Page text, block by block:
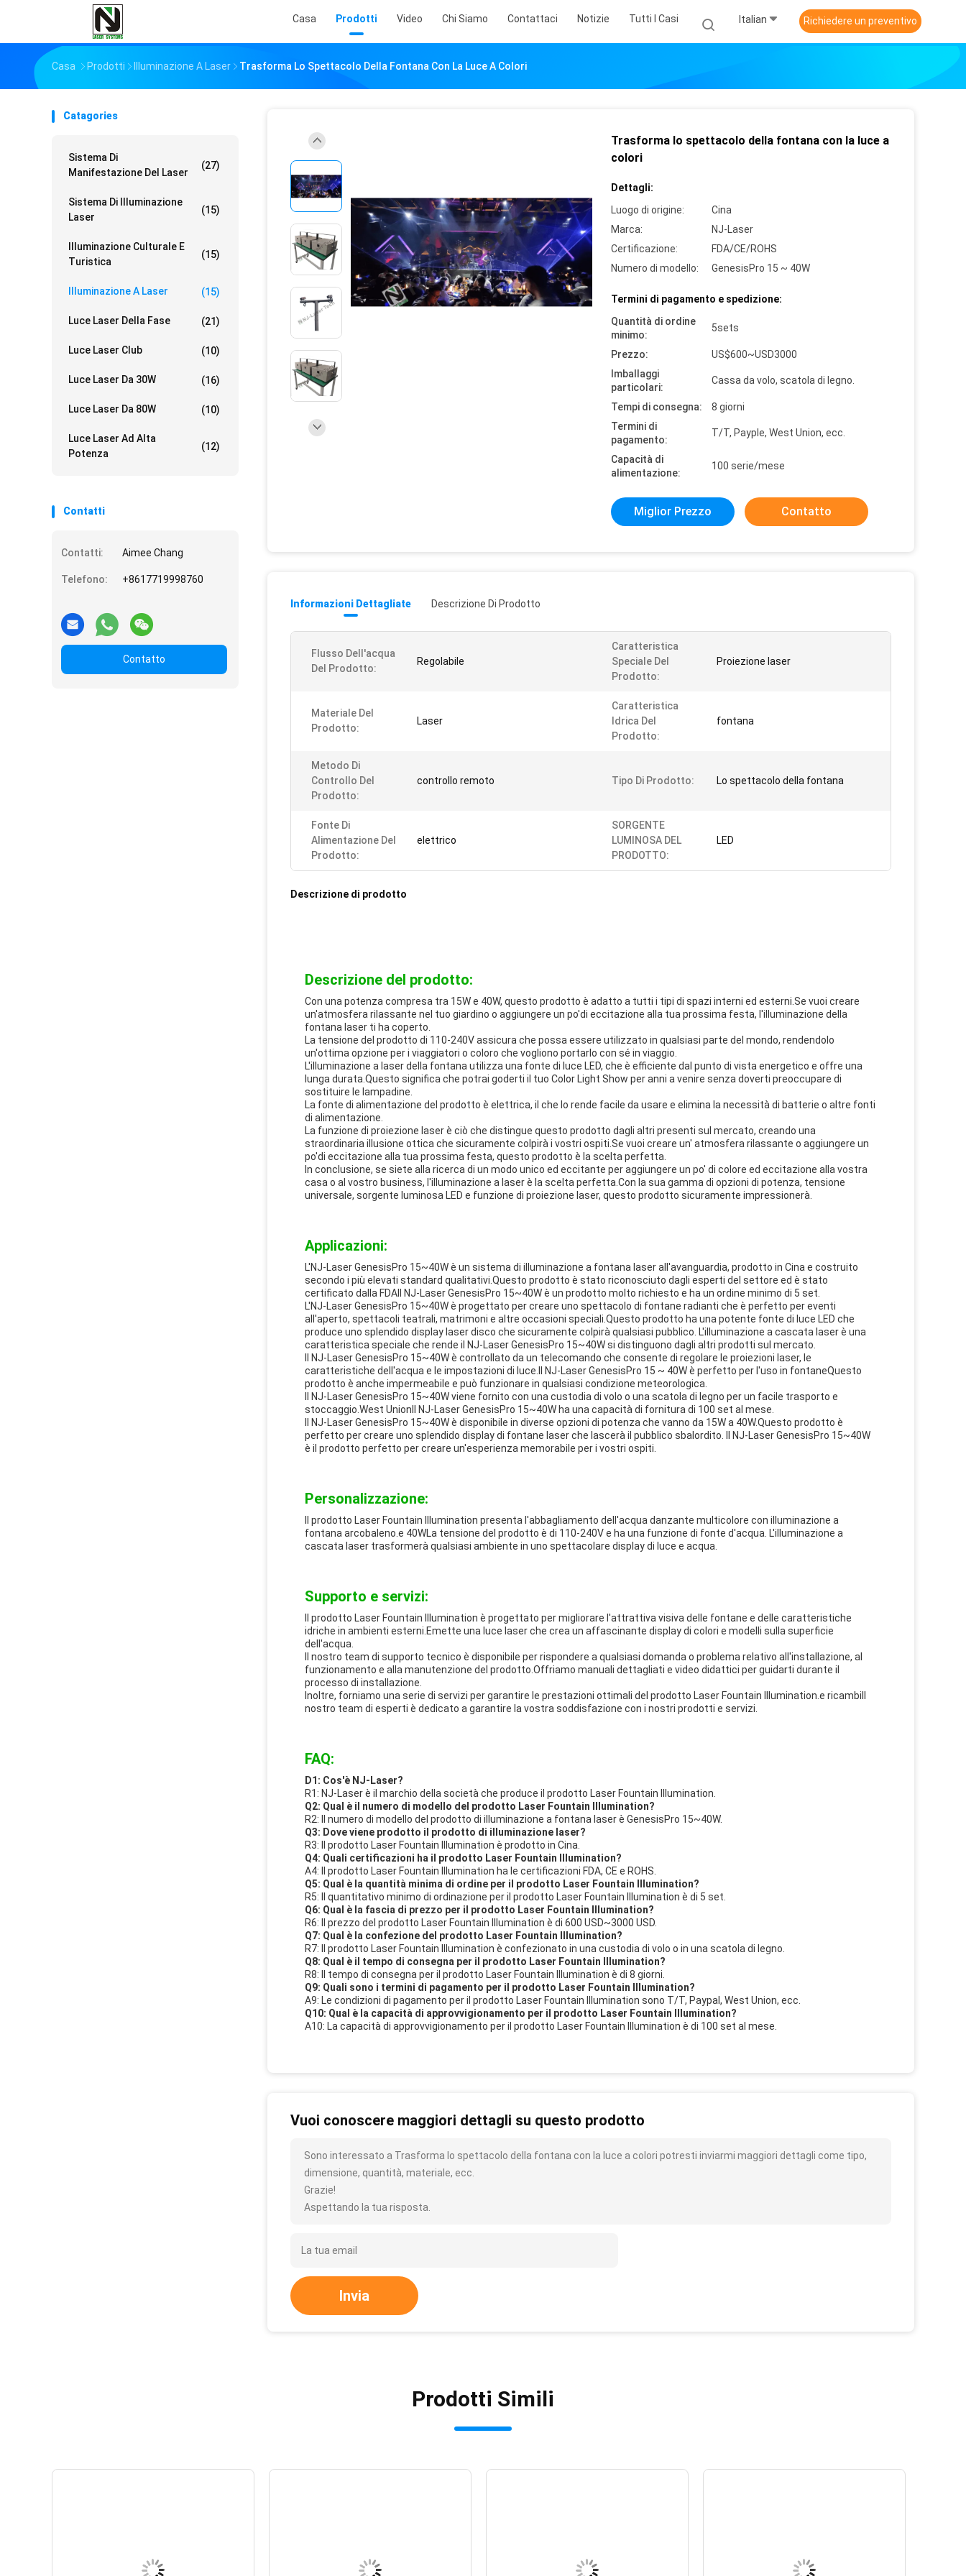
Casa Prodotti Video Chi Siamo Contattaci Notizie Tutti I Casi Italian Richiedere un preventivo
Casa Prodotti Illuminazione A Laser Trasforma Lo Spettacolo Della Fontana Con La Luce A Colori
Catagories
Sistema Di
Manifestazione Del Laser
(27)
Sistema Di Illuminazione
Laser
(15)
Illuminazione Culturale E
Turistica
(15)
Illuminazione A Laser (15)
Luce Laser Della Fase (21)
Luce Laser Club (10)
Luce Laser Da 30W (16)
Luce Laser Da 80W (10)
Luce Laser Ad Alta
Potenza
(12)
Contatti
Contatti: Aimee Chang
Telefono: +8617719998760
Contatto
Trasforma lo spettacolo della fontana con la luce a
colori
Dettagli:
Luogo di origine:
Cina
Marca:
NJ-Laser
Certificazione:
FDA/CE/ROHS
Numero di modello:
GenesisPro 15 ~ 40W
Termini di pagamento e spedizione:
Quantità di ordine
minimo:
5sets
Prezzo:
US$600~USD3000
Imballaggi
particolari:
Cassa da volo, scatola di legno.
Tempi di consegna:
8 giorni
Termini di
pagamento:
T/T, Payple, West Union, ecc.
Capacità di
alimentazione:
100 serie/mese
Miglior Prezzo Contatto
Informazioni Dettagliate Descrizione Di Prodotto
Flusso Dell'acqua
Del Prodotto:
Regolabile
Caratteristica
Speciale Del
Prodotto:
Proiezione laser
Materiale Del
Prodotto:
Laser
Caratteristica
Idrica Del
Prodotto:
fontana
Metodo Di
Controllo Del
Prodotto:
controllo remoto Tipo Di Prodotto: Lo spettacolo della fontana
Fonte Di
Alimentazione Del
Prodotto:
elettrico
SORGENTE
LUMINOSA DEL
PRODOTTO:
LED
Descrizione di prodotto
Descrizione del prodotto:
Con una potenza compresa tra 15W e 40W, questo prodotto è adatto a tutti i tipi di spazi interni ed esterni.Se vuoi creare
un'atmosfera rilassante nel tuo giardino o aggiungere un po'di eccitazione alla tua prossima festa, l'illuminazione della
fontana laser ti ha coperto.
La tensione del prodotto di 110-240V assicura che possa essere utilizzato in qualsiasi parte del mondo, rendendolo
un'ottima opzione per i viaggiatori o coloro che vogliono portarlo con sé in viaggio.
L'illuminazione a laser della fontana utilizza una fonte di luce LED, che è efficiente dal punto di vista energetico e offre una
lunga durata.Questo significa che potrai goderti il tuo Color Light Show per anni a venire senza doverti preoccupare di
sostituire le lampadine.
La fonte di alimentazione del prodotto è elettrica, il che lo rende facile da usare e elimina la necessità di batterie o altre fonti
di alimentazione.
La funzione di proiezione laser è ciò che distingue questo prodotto dagli altri presenti sul mercato, creando una
straordinaria illusione ottica che sicuramente colpirà i vostri ospiti.Se vuoi creare un' atmosfera rilassante o aggiungere un
po'di eccitazione alla tua prossima festa, questo prodotto è la scelta perfetta.
In conclusione, se siete alla ricerca di un modo unico ed eccitante per aggiungere un po' di colore ed eccitazione alla vostra
casa o al vostro business, l'illuminazione a laser è la scelta perfetta.Con la sua gamma di opzioni di potenza, tensione
universale, sorgente luminosa LED e funzione di proiezione laser, questo prodotto sicuramente impressionerà.
Applicazioni:
L'NJ-Laser GenesisPro 15~40W è un sistema di illuminazione a fontana laser all'avanguardia, prodotto in Cina e costruito
secondo i più elevati standard qualitativi.Questo prodotto è stato riconosciuto dagli esperti del settore ed è stato
certificato dalla FDAIl NJ-Laser GenesisPro 15~40W è un prodotto molto richiesto e ha un ordine minimo di 5 set.
L'NJ-Laser GenesisPro 15~40W è progettato per creare uno spettacolo di fontane radianti che è perfetto per eventi
all'aperto, spettacoli teatrali, matrimoni e altre occasioni speciali.Questo prodotto ha una potente fonte di luce LED che
produce uno splendido display laser disco che sicuramente colpirà qualsiasi pubblico. L'illuminazione a cascata laser è una
caratteristica speciale che rende il NJ-Laser GenesisPro 15~40W si distinguono dagli altri prodotti sul mercato.
Il NJ-Laser GenesisPro 15~40W è controllato da un telecomando che consente di regolare le proiezioni laser, le
caratteristiche dell'acqua e le impostazioni di luce.Il NJ-Laser GenesisPro 15 ~ 40W è perfetto per l'uso in fontaneQuesto
prodotto è anche impermeabile e può funzionare in qualsiasi condizione meteorologica.
Il NJ-Laser GenesisPro 15~40W viene fornito con una custodia di volo o una scatola di legno per un facile trasporto e
stoccaggio.West UnionIl NJ-Laser GenesisPro 15~40W ha una capacità di fornitura di 100 set al mese.
Il NJ-Laser GenesisPro 15~40W è disponibile in diverse opzioni di potenza che vanno da 15W a 40W.Questo prodotto è
perfetto per creare uno splendido display di fontane laser che lascerà il pubblico sbalordito. Il NJ-Laser GenesisPro 15~40W
è il prodotto perfetto per creare un'esperienza memorabile per i vostri ospiti.
Personalizzazione:
Il prodotto Laser Fountain Illumination presenta l'abbagliamento dell'acqua danzante multicolore con illuminazione a
fontana arcobaleno.e 40WLa tensione del prodotto è di 110-240V e ha una funzione di fonte d'acqua. L'illuminazione a
cascata laser trasformerà qualsiasi ambiente in uno spettacolare display di luce e acqua.
Supporto e servizi:
Il prodotto Laser Fountain Illumination è progettato per migliorare l'attrattiva visiva delle fontane e delle caratteristiche
idriche in ambienti esterni.Emette una luce laser che crea un affascinante display di colori e modelli sulla superficie
dell'acqua.
Il nostro team di supporto tecnico è disponibile per rispondere a qualsiasi domanda o problema relativo all'installazione, al
funzionamento e alla manutenzione del prodotto.Offriamo manuali dettagliati e video didattici per guidarti durante il
processo di installazione.
Inoltre, forniamo una serie di servizi per garantire le prestazioni ottimali del prodotto Laser Fountain Illumination.e ricambiIl
nostro team di esperti è dedicato a garantire la vostra soddisfazione con i nostri prodotti e servizi.
FAQ:
D1: Cos'è NJ-Laser?
R1: NJ-Laser è il marchio della società che produce il prodotto Laser Fountain Illumination.
Q2: Qual è il numero di modello del prodotto Laser Fountain Illumination?
R2: Il numero di modello del prodotto di illuminazione a fontana laser è GenesisPro 15~40W.
Q3: Dove viene prodotto il prodotto di illuminazione laser?
R3: Il prodotto Laser Fountain Illumination è prodotto in Cina.
Q4: Quali certificazioni ha il prodotto Laser Fountain Illumination?
A4: Il prodotto Laser Fountain Illumination ha le certificazioni FDA, CE e ROHS.
Q5: Qual è la quantità minima di ordine per il prodotto Laser Fountain Illumination?
R5: Il quantitativo minimo di ordinazione per il prodotto Laser Fountain Illumination è di 5 set.
Q6: Qual è la fascia di prezzo per il prodotto Laser Fountain Illumination?
R6: Il prezzo del prodotto Laser Fountain Illumination è di 600 USD~3000 USD.
Q7: Qual è la confezione del prodotto Laser Fountain Illumination?
R7: Il prodotto Laser Fountain Illumination è confezionato in una custodia di volo o in una scatola di legno.
Q8: Qual è il tempo di consegna per il prodotto Laser Fountain Illumination?
R8: Il tempo di consegna per il prodotto Laser Fountain Illumination è di 8 giorni.
Q9: Quali sono i termini di pagamento per il prodotto Laser Fountain Illumination?
A9: Le condizioni di pagamento per il prodotto Laser Fountain Illumination sono T/T, Paypal, West Union, ecc.
Q10: Qual è la capacità di approvvigionamento per il prodotto Laser Fountain Illumination?
A10: La capacità di approvvigionamento per il prodotto Laser Fountain Illumination è di 100 set al mese.
Vuoi conoscere maggiori dettagli su questo prodotto
Sono interessato a Trasforma lo spettacolo della fontana con la luce a colori potresti inviarmi maggiori dettagli come tipo,
dimensione, quantità, materiale, ecc.
Grazie!
Aspettando la tua risposta.
Invia
Prodotti Simili